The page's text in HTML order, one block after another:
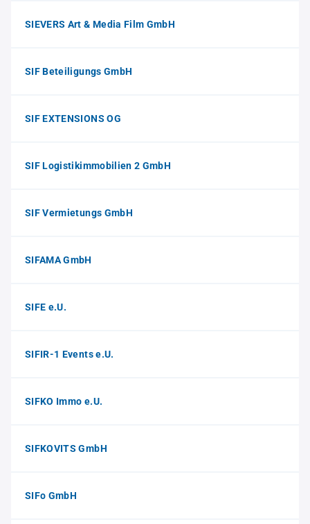
SIEVERS Art & Media Film GmbH
SIF Beteiligungs GmbH
SIF EXTENSIONS OG
SIF Logistikimmobilien 2 GmbH
SIF Vermietungs GmbH
SIFAMA GmbH
SIFE e.U.
SIFIR-1 Events e.U.
SIFKO Immo e.U.
SIFKOVITS GmbH
SIFo GmbH